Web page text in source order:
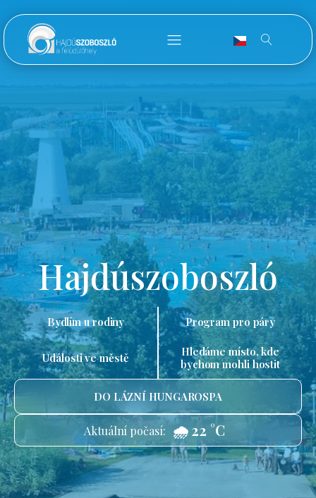
Hajdúszoboszló
Bydlím u rodiny Program pro páry
Události ve městě
Hledáme místo, kde
bychom mohli hostit
DO LÁZNÍ HUNGAROSPA
Aktuální počasí: 🌧️ 22 °C